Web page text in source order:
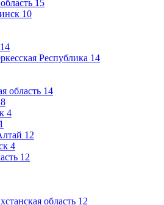
15
10
14
Республика 14
область 14
8
4
1
12
4
12
область 12